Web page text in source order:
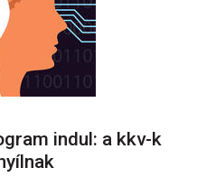
indul: a kkv-k